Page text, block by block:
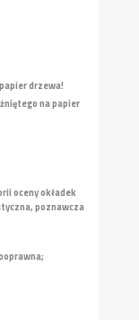
drzewa!
na papier
oceny okładek
poznawcza